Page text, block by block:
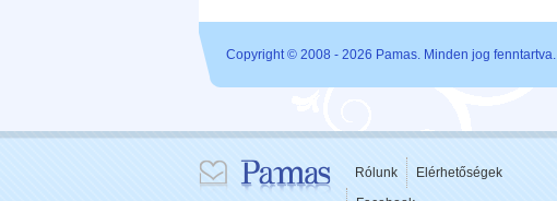
Copyright © 2008 - 2026 Pamas. Minden jog fenntartva.
Rólunk
Elérhetőségek